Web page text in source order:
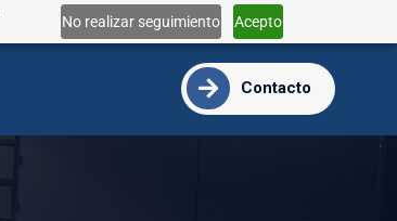
No realizar seguimiento Acepto
Lun - Vie 9:00 - 18:00 info@ide.edu.ec
Contacto